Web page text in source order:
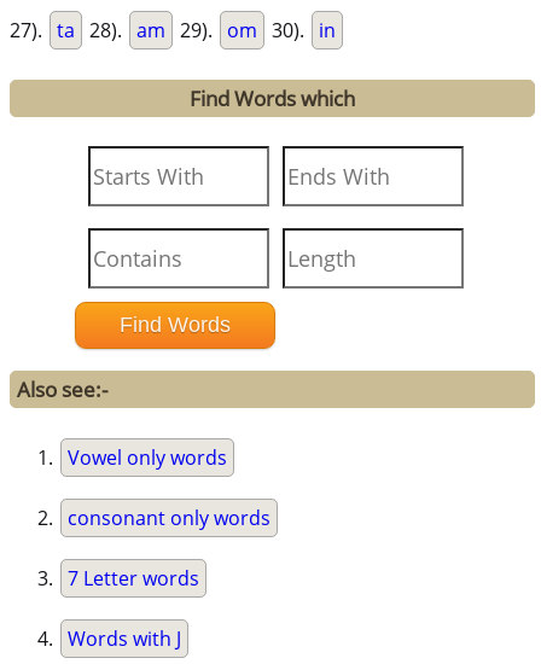
27). ta 28). am 29). om 30). in
Find Words which
Also see:-
Vowel only words
consonant only words
7 Letter words
Words with J